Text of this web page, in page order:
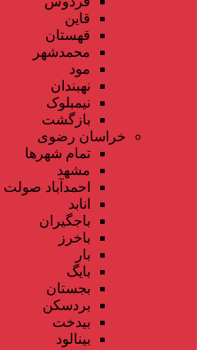
قاین
قهستان
محمدشهر
مود
نهبندان
نیمبلوک
بازگشت
خراسان رضوی
تمام شهر‌ها
مشهد
احمدآباد صولت
انابد
باجگیران
باخرز
بار
بایگ
بجستان
بردسکن
بیدخت
بینالود